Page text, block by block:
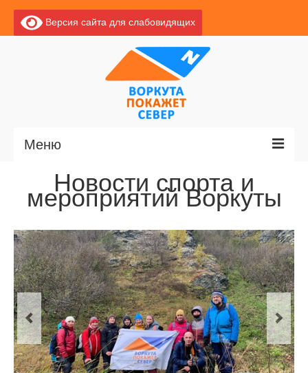
Версия сайта для слабовидящих
Меню
Главная
Новости
О Воркуте
Экскурсии по Воркуте
Базы отдыха
О центре
Документы
Новости спорта и
мероприятий Воркуты